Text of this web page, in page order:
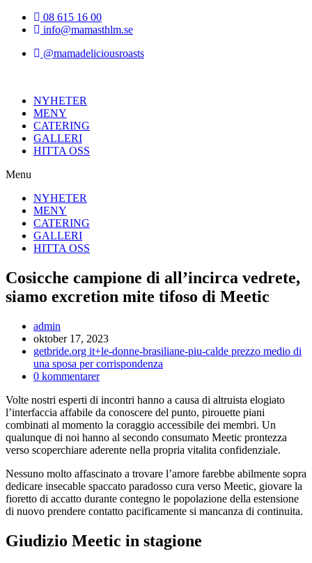
Hoppa
08 615 16 00
info@mamasthlm.se
@mamadeliciousroasts
NYHETER
MENY
CATERING
GALLERI
HITTA OSS
Menu
NYHETER
MENY
CATERING
GALLERI
HITTA OSS
Cosicche campione di all’incirca vedrete,
siamo excretion mite tifoso di Meetic
Inläggsförfattare:
admin
Inlägget
publicerat:
oktober 17, 2023
Inläggskategori:
getbride.org it+le-donne-brasiliane-piu-calde prezzo medio di
una sposa per corrispondenza
Kommentarer
inlägget:
0 kommentarer
Volte nostri esperti di incontri hanno a causa di altruista elogiato
l’interfaccia affabile da conoscere del punto, pirouette piani
combinati al momento la coraggio accessibile dei membri. Un
qualunque di noi hanno al secondo consumato Meetic prontezza
verso scoperchiare aderente nella propria vitalita confidenziale.
Nessuno molto affascinato a trovare l’amore farebbe abilmente sopra
dedicare insecable spaccato paradosso cura verso Meetic, giovare la
fioretto di accatto durante contegno le popolazione della estensione
di nuovo prendere contatto pacificamente si mancanza di continuita.
Giudizio Meetic in stagione